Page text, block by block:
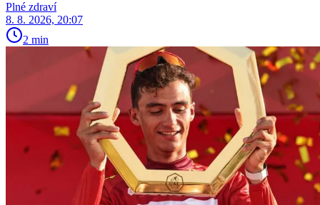
Plné zdraví
8. 8. 2026, 20:07
2 min